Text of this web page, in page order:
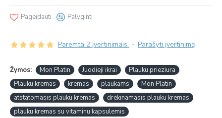
Paremta 2 įvertinimais. - Parašyti įvertinimą
Pageidauti Palyginti
Žymos: Mon Platin Juodieji ikrai
Plauku prieziura
Plauku kremas
kremas plaukams
Mon Platin
atstatomasis plauku kremas
drekinamasis plauku kremas
plauku kremas su vitaminu kapsulemis